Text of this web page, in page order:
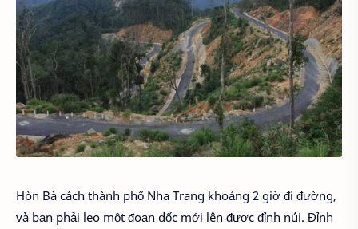
Hòn Bà cách thành phố Nha Trang khoảng 2 giờ đi đường,
và bạn phải leo một đoạn dốc mới lên được đỉnh núi. Đỉnh